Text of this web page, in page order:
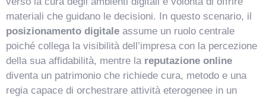
materiali che guidano le decisioni. In questo scenario, il
posizionamento digitale assume un ruolo centrale
poiché collega la visibilità dell’impresa con la percezione
della sua affidabilità, mentre la reputazione online
diventa un patrimonio che richiede cura, metodo e una
regia capace di orchestrare attività eterogenee in un